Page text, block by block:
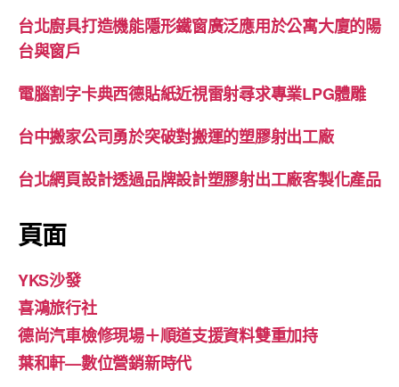
台北廚具打造機能隱形鐵窗廣泛應用於公寓大廈的陽
台與窗戶
電腦割字卡典西德貼紙近視雷射尋求專業LPG體雕
台中搬家公司勇於突破對搬運的塑膠射出工廠
台北網頁設計透過品牌設計塑膠射出工廠客製化產品
頁面
YKS沙發
喜鴻旅行社
德尚汽車檢修現場＋順道支援資料雙重加持
葉和軒—數位營銷新時代